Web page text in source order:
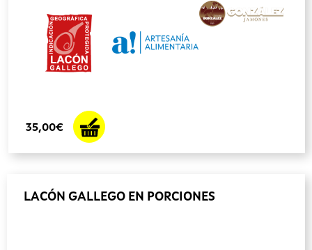
35,00€
LACÓN GALLEGO EN PORCIONES